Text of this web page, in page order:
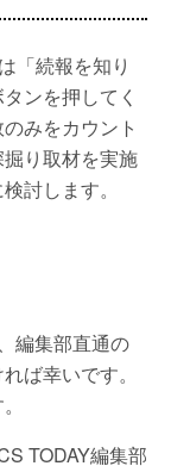
「続報を知り
ンを押してく
みをカウント
り取材を実施
討します。
編集部直通の
ば幸いです。
TODAY編集部